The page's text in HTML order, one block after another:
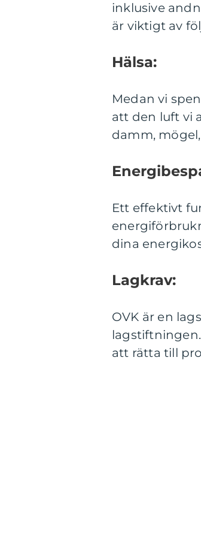
inklusive
är viktigt av
Hälsa:
Medan vi
att den luft vi
damm,
Ett effektivt
dina
Lagkrav:
OVK är en
att rätta till